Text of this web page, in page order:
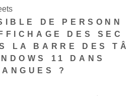
DE PERSONN
DES SEC
LA BARRE DES TÂ
11 DANS
?